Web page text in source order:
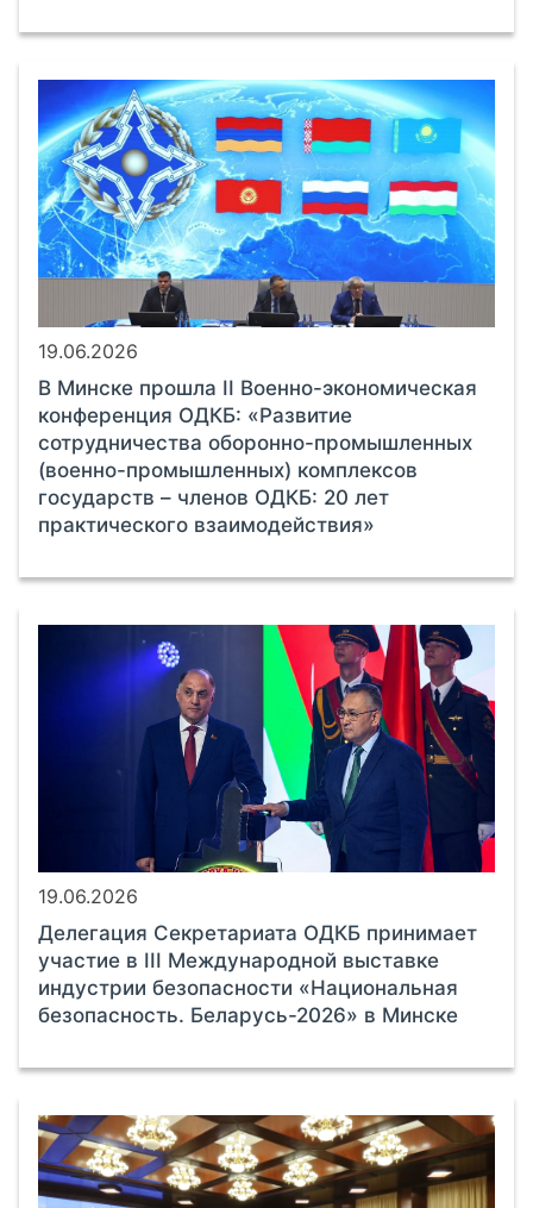
19.06.2026
В Минске прошла II Военно-экономическая
конференция ОДКБ: «Развитие
сотрудничества оборонно-промышленных
(военно-промышленных) комплексов
государств – членов ОДКБ: 20 лет
практического взаимодействия»
19.06.2026
Делегация Секретариата ОДКБ принимает
участие в III Международной выставке
индустрии безопасности «Национальная
безопасность. Беларусь-2026» в Минске